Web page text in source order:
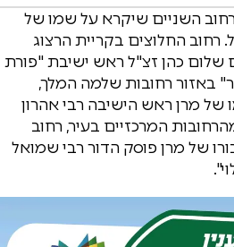
השניים שיקרא על שמו של
רחוב החלוצים בקריית הרצוג
כהן זצ"ל ראש ישיבת "פורת
באזור רחובות שלמה המלך,
של מרן ראש הישיבה רבי אהרון
המרכזיים בעיר, רחוב
של מרן פוסק הדור רבי שמואל